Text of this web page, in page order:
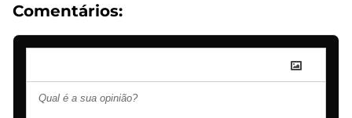
Comentários: